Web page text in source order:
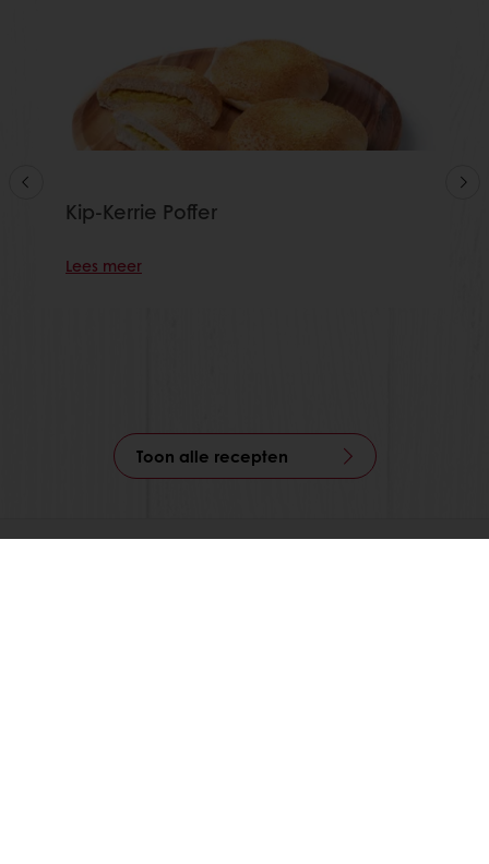
Kip-Kerrie Poffer
Lees meer
Toon alle recepten